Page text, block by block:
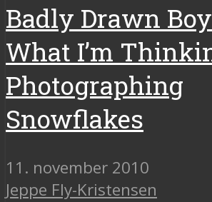
Badly Drawn
What I’m
Photographing
Snowflakes
11. november 2010
Jeppe Fly-Kristensen